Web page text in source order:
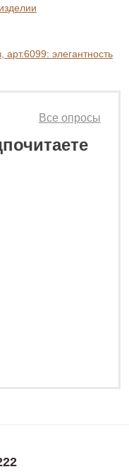
арт.6099: элегантность
Все опросы